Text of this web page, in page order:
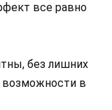
все равно
без лишних
возможности в